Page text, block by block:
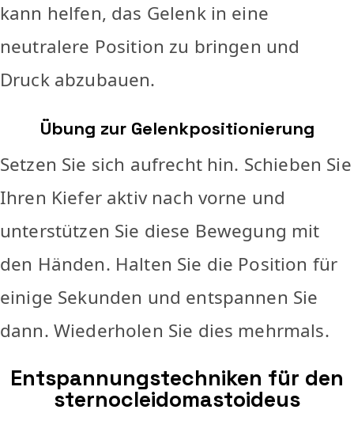
kann helfen, das Gelenk in eine
neutralere Position zu bringen und
Druck abzubauen.
Übung zur Gelenkpositionierung
Setzen Sie sich aufrecht hin. Schieben Sie
Ihren Kiefer aktiv nach vorne und
unterstützen Sie diese Bewegung mit
den Händen. Halten Sie die Position für
einige Sekunden und entspannen Sie
dann. Wiederholen Sie dies mehrmals.
Entspannungstechniken für den
sternocleidomastoideus